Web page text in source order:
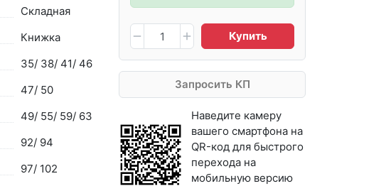
Купить
Запросить КП
Наведите камеру
вашего смартфона на
QR-код для быстрого
перехода на
мобильную версию
Складная
Книжка
35/ 38/ 41/ 46
47/ 50
49/ 55/ 59/ 63
92/ 94
97/ 102